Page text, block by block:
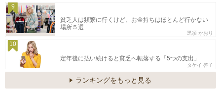
9
貧乏人は頻繁に行くけど、お金持ちはほとんど行かない
場所５選
黒須 かおり
10
定年後に払い続けると貧乏へ転落する「5つの支出」
タケイ 啓子
ランキングをもっと見る